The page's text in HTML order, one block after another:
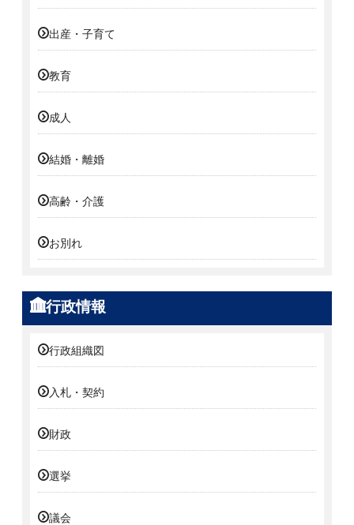
出産・子育て
教育
成人
結婚・離婚
高齢・介護
お別れ
行政情報
行政組織図
入札・契約
財政
選挙
議会